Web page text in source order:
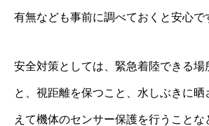
有無なども事前に調べておくと安心で
安全対策としては、緊急着陸できる場
と、視距離を保つこと、水しぶきに
えて機体のセンサー保護を行うこと